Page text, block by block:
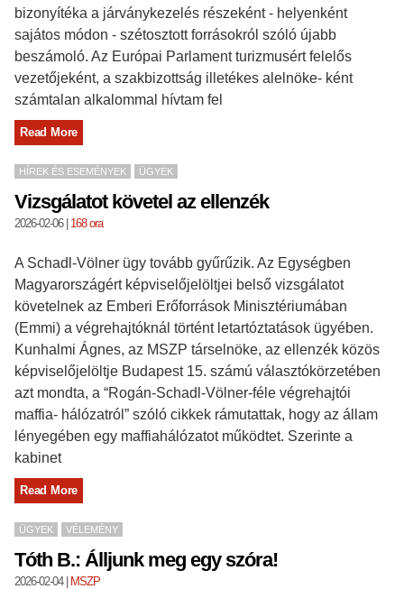
bizonyítéka a járványkezelés részeként - helyenként
sajátos módon - szétosztott forrásokról szóló újabb
beszámoló. Az Európai Parlament turizmusért felelős
vezetőjeként, a szakbizottság illetékes alelnöke- ként
számtalan alkalommal hívtam fel
Read More
HÍREK ÉS ESEMÉNYEK ÜGYEK
Vizsgálatot követel az ellenzék
2026-02-06| 168 ora
A Schadl-Völner ügy tovább gyűrűzik. Az Egységben
Magyarországért képviselőjelöltjei belső vizsgálatot
követelnek az Emberi Erőforrások Minisztériumában
(Emmi) a végrehajtóknál történt letartóztatások ügyében.
Kunhalmi Ágnes, az MSZP társelnöke, az ellenzék közös
képviselőjelöltje Budapest 15. számú választókörzetében
azt mondta, a “Rogán-Schadl-Völner-féle végrehajtói
maffia- hálózatról” szóló cikkek rámutattak, hogy az állam
lényegében egy maffiahálózatot működtet. Szerinte a
kabinet
Read More
ÜGYEK VÉLEMÉNY
Tóth B.: Álljunk meg egy szóra!
2026-02-04| MSZP